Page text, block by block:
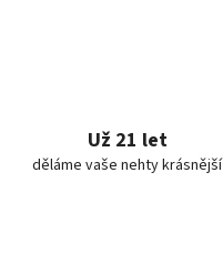
Už 21 let
děláme vaše nehty krásnější